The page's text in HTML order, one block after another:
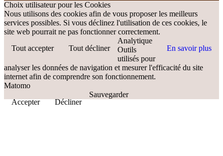
Choix utilisateur pour les Cookies
Nous utilisons des cookies afin de vous proposer les meilleurs
services possibles. Si vous déclinez l'utilisation de ces cookies, le
site web pourrait ne pas fonctionner correctement.
Tout accepter
Tout décliner En savoir plus
Analytique
Outils
utilisés pour
analyser les données de navigation et mesurer l'efficacité du site
internet afin de comprendre son fonctionnement.
Matomo
Accepter
Décliner
Sauvegarder